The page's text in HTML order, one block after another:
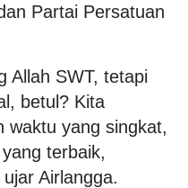
Partai Persatuan
Allah SWT, tetapi
betul? Kita
waktu yang singkat,
terbaik,
Airlangga.